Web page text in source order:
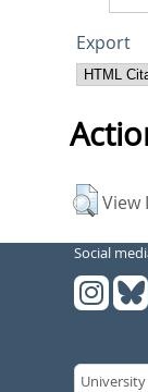
Export
View
Social